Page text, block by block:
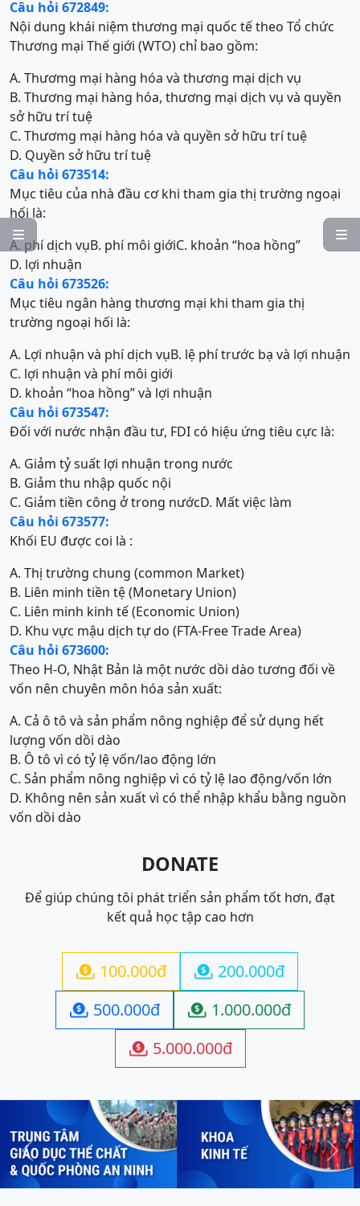


Câu hỏi 672849:
Nội dung khái niệm thương mại quốc tế theo Tổ chức
Thương mại Thế giới (WTO) chỉ bao gồm:
A. Thươmg mại hàng hóa và thương mại dịch vụ
B. Thương mại hàng hóa, thương mại dịch vụ và quyền
sở hữu trí tuệ
C. Thươmg mại hàng hóa và quyền sở hữu trí tuệ
D. Quyền sở hữu trí tuệ
Câu hỏi 673514:
Mục tiêu của nhà đầu cơ khi tham gia thị trường ngoại
hối là:
A. phí dịch vụB. phí môi giớiC. khoản “hoa hồng”
D. lợi nhuận
Câu hỏi 673526:
Mục tiêu ngân hàng thương mại khi tham gia thị
trường ngoại hối là:
A. Lợi nhuận và phí dịch vụB. lệ phí trước bạ và lợi nhuận
C. lợi nhuận và phí môi giới
D. khoản “hoa hồng” và lợi nhuận
Câu hỏi 673547:
Đối với nước nhận đầu tư, FDI có hiệu ứng tiêu cực là:
A. Giảm tỷ suất lợi nhuận trong nước
B. Giảm thu nhập quốc nội
C. Giảm tiền công ở trong nướcD. Mất việc làm
Câu hỏi 673577:
Khối EU được coi là :
A. Thị trường chung (common Market)
B. Liên minh tiền tệ (Monetary Union)
C. Liên minh kinh tế (Economic Union)
D. Khu vực mậu dịch tự do (FTA-Free Trade Area)
Câu hỏi 673600:
Theo H-O, Nhật Bản là một nước dồi dào tương đối về
vốn nên chuyên môn hóa sản xuất:
A. Cả ô tô và sản phẩm nông nghiệp để sử dụng hết
lượng vốn dồi dào
B. Ô tô vì có tỷ lệ vốn/lao động lớn
C. Sản phẩm nông nghiệp vì có tỷ lệ lao động/vốn lớn
D. Không nên sản xuất vì có thể nhập khẩu bằng nguồn
vốn dồi dào
DONATE
Để giúp chúng tôi phát triển sản phẩm tốt hơn, đạt
kết quả học tập cao hơn
 100.000đ  200.000đ
 500.000đ  1.000.000đ
 5.000.000đ
Previous Next